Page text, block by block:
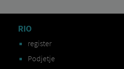
RIO
register
Podjetje